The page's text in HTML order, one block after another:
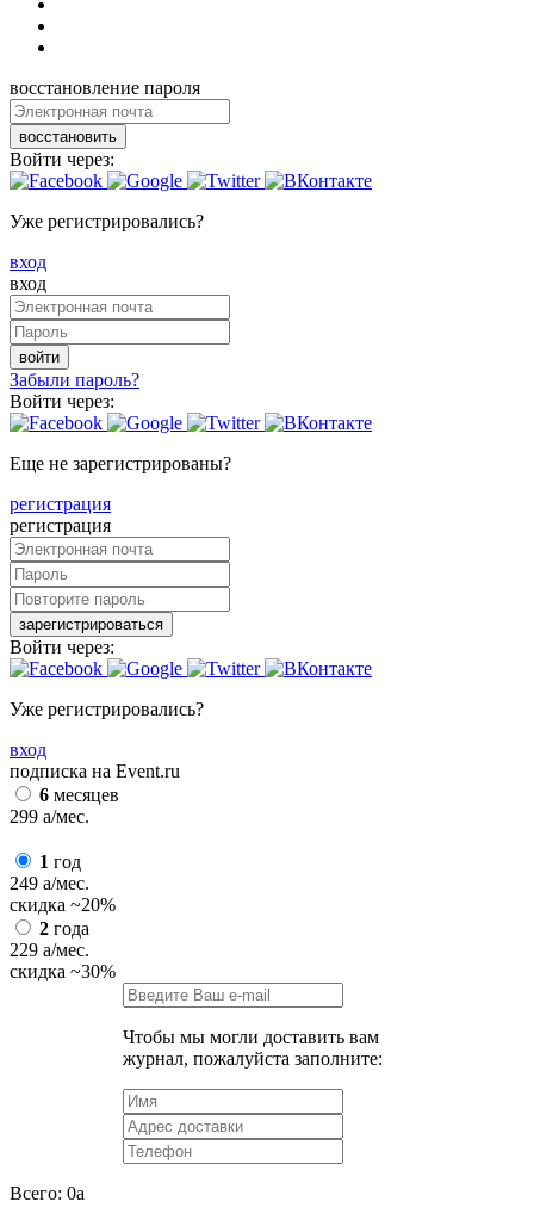
восстановление пароля
восстановить
Войти через:
Уже регистрировались?
вход
вход
войти
Забыли пароль?
Войти через:
Еще не зарегистрированы?
регистрация
регистрация
зарегистрироваться
Войти через:
Уже регистрировались?
вход
подписка на Event.ru
6 месяцев
299 a/мес.
1 год
249 a/мес.
скидка ~20%
2 года
229 a/мес.
скидка ~30%
Чтобы мы могли доставить вам
журнал, пожалуйста заполните:
Всего: 0a